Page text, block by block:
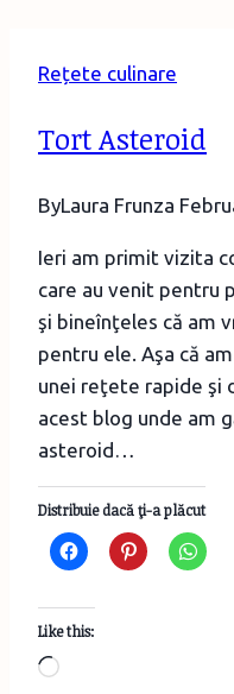
Rețete culinare
Tort Asteroid
ByLaura Frunza
Ieri am primit vizita
care au venit pentru
şi bineînţeles că am
pentru ele. Aşa că
unei reţete rapide şi
acest blog unde am
asteroid…
Distribuie dacă ţi-a plăcut
Like this:
Loading…